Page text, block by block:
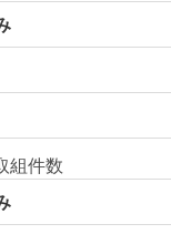
組件数